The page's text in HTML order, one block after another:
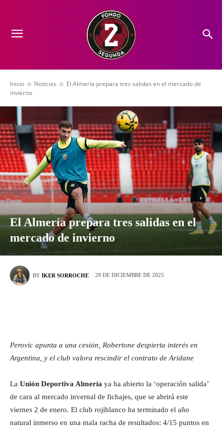
Inicio Noticias
El Almería prepara tres salidas en el mercado de
invierno
El Almería prepara tres salidas en el
mercado de invierno
BY IKER SORROCHE 29 DE DICIEMBRE DE 2025
Perovic apunta a una cesión, Robertone despierta interés en
Argentina, y el club valora rescindir el contrato de Aridane
La Unión Deportiva Almería ya ha abierto la ‘operación salida’
de cara al mercado invernal de fichajes, que se abrirá este
viernes 2 de enero. El club rojiblanco ha terminado el año
natural inmerso en una mala racha de resultados: 4/15 puntos en